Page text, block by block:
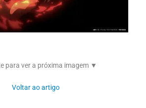
para ver a próxima imagem ▼
Voltar ao artigo